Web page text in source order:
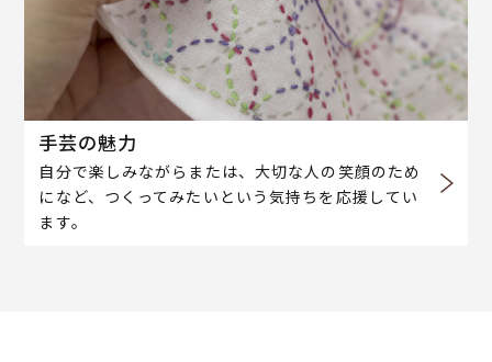
手芸の魅力
自分で楽しみながらまたは、大切な人の笑顔のため
になど、つくってみたいという気持ちを応援してい
ます。